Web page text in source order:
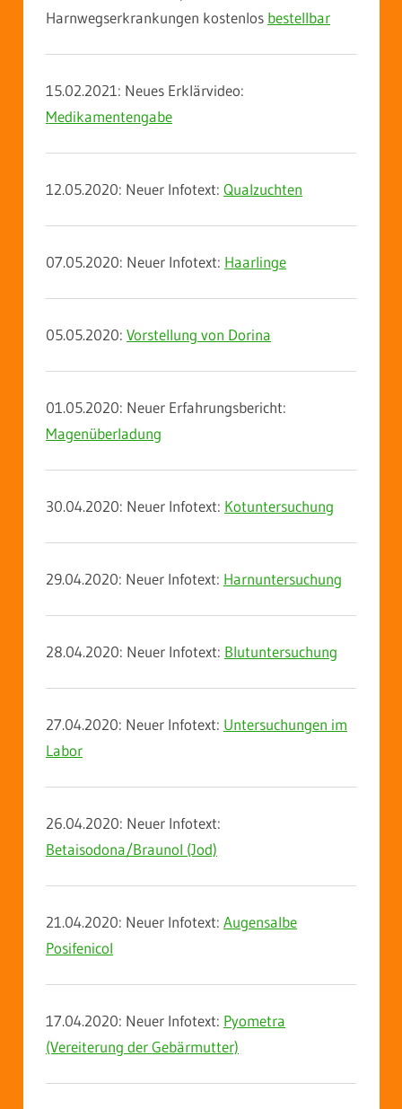
Harnwegserkrankungen kostenlos bestellbar
15.02.2021: Neues Erklärvideo:
Medikamentengabe
12.05.2020: Neuer Infotext: Qualzuchten
07.05.2020: Neuer Infotext: Haarlinge
05.05.2020: Vorstellung von Dorina
01.05.2020: Neuer Erfahrungsbericht:
Magenüberladung
30.04.2020: Neuer Infotext: Kotuntersuchung
29.04.2020: Neuer Infotext: Harnuntersuchung
28.04.2020: Neuer Infotext: Blutuntersuchung
27.04.2020: Neuer Infotext: Untersuchungen im
Labor
26.04.2020: Neuer Infotext:
Betaisodona/Braunol (Jod)
21.04.2020: Neuer Infotext: Augensalbe
Posifenicol
17.04.2020: Neuer Infotext: Pyometra
(Vereiterung der Gebärmutter)